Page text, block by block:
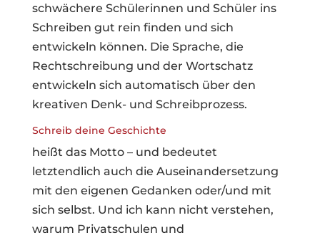
schwächere Schülerinnen und Schüler ins
Schreiben gut rein finden und sich
entwickeln können. Die Sprache, die
Rechtschreibung und der Wortschatz
entwickeln sich automatisch über den
kreativen Denk- und Schreibprozess.
Schreib deine Geschichte
heißt das Motto – und bedeutet
letztendlich auch die Auseinandersetzung
mit den eigenen Gedanken oder/und mit
sich selbst. Und ich kann nicht verstehen,
warum Privatschulen und